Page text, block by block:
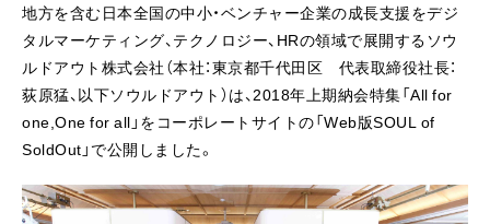
地方を含む日本全国の中小・ベンチャー企業の成長支援をデジ
タルマーケティング、テクノロジー、HRの領域で展開するソウ
ルドアウト株式会社（本社：東京都千代田区 代表取締役社長：
荻原猛、以下ソウルドアウト）は、2018年上期納会特集「All for
one,One for all」をコーポレートサイトの「Web版SOUL of
SoldOut」で公開しました。